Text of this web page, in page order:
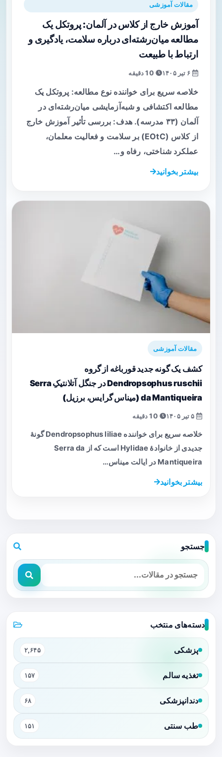
مقالات آموزشی
آموزش خارج از کلاس در آلمان: پروتکل یک
مطالعه میان‌رشته‌ای درباره سلامت، یادگیری و
ارتباط با طبیعت
خلاصه سریع برای خواننده نوع مطالعه: پروتکل یک
مطالعه اکتشافی و شبه‌آزمایشی میان‌رشته‌ای در
آلمان (۳۳ مدرسه). هدف: بررسی تأثیر آموزش خارج
از کلاس (EOtC) بر سلامت و فعالیت معلمان،
عملکرد شناختی، رفاه و…
بیشتر بخوانید
مقالات آموزشی
کشف یک گونه جدید قورباغه‌ از گروه
Dendropsophus ruschii در جنگل آتلانتیکِ Serra
da Mantiqueira (میناس گرایس، برزیل)
خلاصه سریع برای خواننده Dendropsophus liliae گونهٔ
جدیدی از خانوادهٔ Hylidae است که از Serra da
Mantiqueira در ایالت میناس…
بیشتر بخوانید
جستجو
دسته‌های منتخب
پزشکی ۲,۶۴۵
تغذیه سالم ۱۵۷
دندانپزشکی ۶۸
طب سنتی ۱۵۱